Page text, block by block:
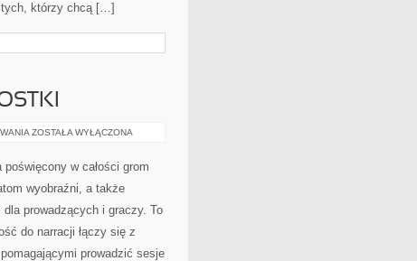
tych, którzy chcą […]
PORADY,
ZOSTAŁA WYŁĄCZONA
w całości grom
wyobraźni, a także
prowadzących i graczy. To
do narracji łączy się z
prowadzić sesje